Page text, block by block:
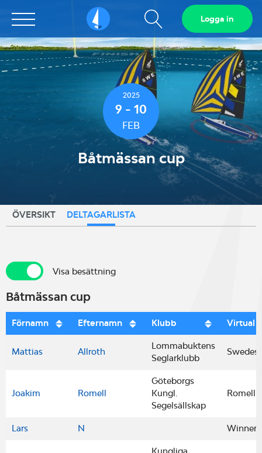
Sailarena Visa
sökfält
Logga in
2025
9 - 10
FEB
Båtmässan cup
ÖVERSIKT DELTAGARLISTA
Visa besättningVisa besättning
Båtmässan cup
Förnamn Efternamn Klubb Virtual
Mattias Allroth
Lommabuktens
Seglarklubb
Joakim Romell
Göteborgs
Kungl.
Segelsällskap
Romell
Lars N
Kungliga